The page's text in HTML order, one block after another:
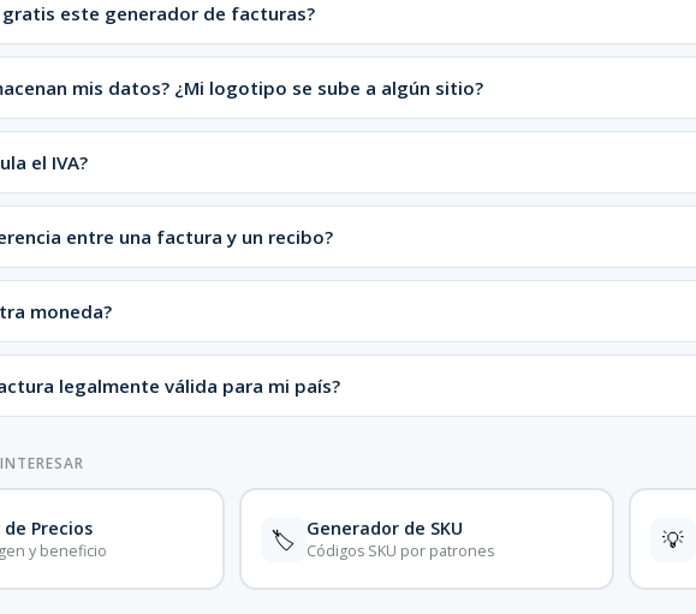
gratis este generador de facturas?
mis datos? ¿Mi logotipo se sube a algún sitio?
el IVA?
entre una factura y un recibo?
moneda?
legalmente válida para mi país?
Precios
y beneficio 🏷️ Generador de SKU
Códigos SKU por patrones 💡